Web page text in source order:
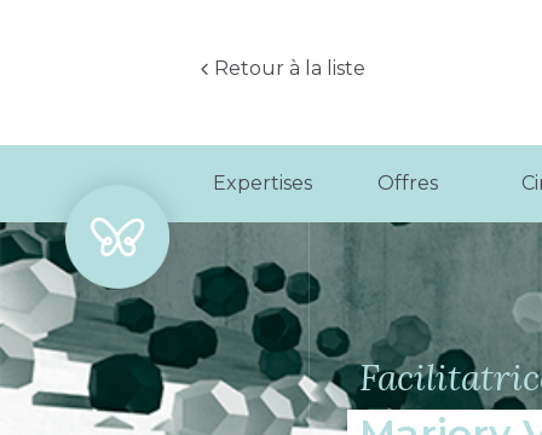
Expertises Offres
Retour à la liste